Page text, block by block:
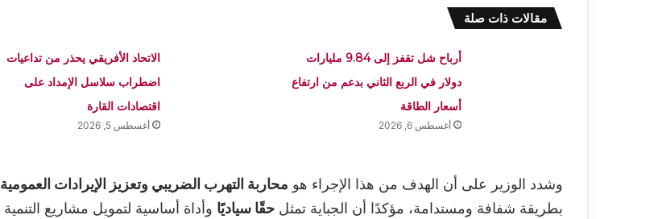
مقالات ذات صلة
أرباح شل تقفز إلى 9.84 مليارات
دولار في الربع الثاني بدعم من ارتفاع
أسعار الطاقة
أغسطس 6, 2026
الاتحاد الأفريقي يحذر من تداعيات
اضطراب سلاسل الإمداد على
اقتصادات القارة
أغسطس 5, 2026
وشدد الوزير على أن الهدف من هذا الإجراء هو محاربة التهرب الضريبي وتعزيز الإيرادات العمومية
بطريقة شفافة ومستدامة، مؤكدًا أن الجباية تمثل حقًا سياديًا وأداة أساسية لتمويل مشاريع التنمية